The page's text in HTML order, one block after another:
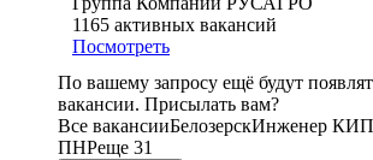
1165 активных вакансий
Посмотреть
По вашему запросу ещё будут
вакансии. Присылать вам?
Все вакансииБелозерскИнженер
ПНРеще 31